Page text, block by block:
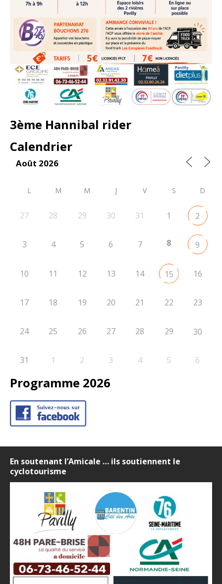
3ème Hannibal rider
Calendrier
Août 2026
L M M J V S D
27 28 29 30 31 1 2
3 4 5 6 7 8 9
10 11 12 13 14 15 16
17 18 19 20 21 22 23
24 25 26 27 28 29 30
31 1 2 3 4 5 6
Programme 2026
En soutenant l’Amicale … ils soutiennent le
cyclotourisme